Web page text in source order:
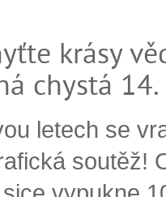
krásy
chystá
letech se
soutěž!